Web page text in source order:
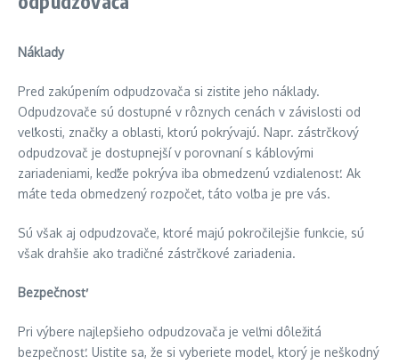
Náklady
Pred zakúpením odpudzovača si zistite jeho náklady.
Odpudzovače sú dostupné v rôznych cenách v závislosti od
veľkosti, značky a oblasti, ktorú pokrývajú. Napr. zástrčkový
odpudzovač je dostupnejší v porovnaní s káblovými
zariadeniami, keďže pokrýva iba obmedzenú vzdialenosť. Ak
máte teda obmedzený rozpočet, táto voľba je pre vás.
Sú však aj odpudzovače, ktoré majú pokročilejšie funkcie, sú
však drahšie ako tradičné zástrčkové zariadenia.
Bezpečnosť
Pri výbere najlepšieho odpudzovača je veľmi dôležitá
bezpečnosť. Uistite sa, že si vyberiete model, ktorý je neškodný